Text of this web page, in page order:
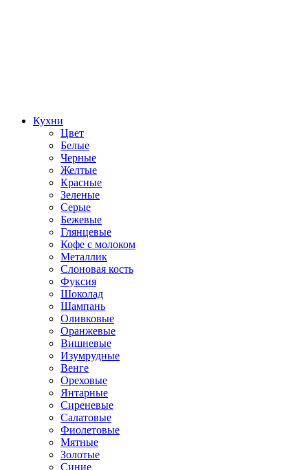
Кухни
Цвет
Белые
Черные
Желтые
Красные
Зеленые
Серые
Бежевые
Глянцевые
Кофе с молоком
Металлик
Слоновая кость
Фуксия
Шоколад
Шампань
Оливковые
Оранжевые
Вишневые
Изумрудные
Венге
Ореховые
Янтарные
Сиреневые
Салатовые
Фиолетовые
Мятные
Золотые
Синие